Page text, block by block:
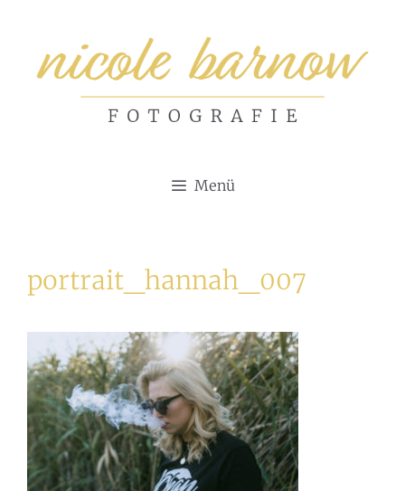
springen
Menü
portrait_hannah_007